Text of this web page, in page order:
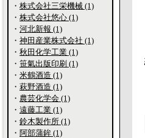
・ 株式会社三栄機械 (1)
・ 株式会社悠心 (1)
・ 河北新報 (1)
・ 神田産業株式会社 (1)
・ 秋田化学工業 (1)
・ 笹氣出版印刷 (1)
・ 米鶴酒造 (1)
・ 萩野酒造 (1)
・ 農芸化学会 (1)
・ 遠藤工業 (1)
・ 鈴木製作所 (1)
・ 阿部蒲鉾 (1)